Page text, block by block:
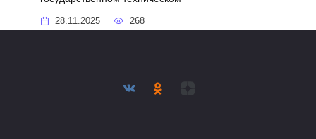
28.11.2025 268